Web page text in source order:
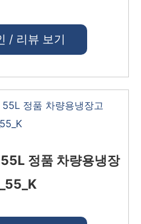
/ 리뷰 보기
정품 차량용냉장